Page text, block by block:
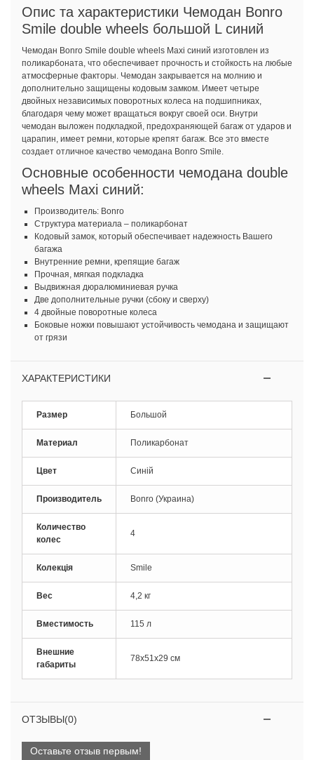
Опис та характеристики Чемодан Bonro
Smile double wheels большой L синий
Чемодан Bonro Smile double wheels Maxi синий изготовлен из
поликарбоната, что обеспечивает прочность и стойкость на любые
атмосферные факторы. Чемодан закрывается на молнию и
дополнительно защищены кодовым замком. Имеет четыре
двойных независимых поворотных колеса на подшипниках,
благодаря чему может вращаться вокруг своей оси. Внутри
чемодан выложен подкладкой, предохраняющей багаж от ударов и
царапин, имеет ремни, которые крепят багаж. Все это вместе
создает отличное качество чемодана Bonro Smile.
Основные особенности чемодана double
wheels Maxi синий:
Производитель: Bonro
Структура материала – поликарбонат
Кодовый замок, который обеспечивает надежность Вашего
багажа
Внутренние ремни, крепящие багаж
Прочная, мягкая подкладка
Выдвижная дюралюминиевая ручка
Две дополнительные ручки (сбоку и сверху)
4 двойные поворотные колеса
Боковые ножки повышают устойчивость чемодана и защищают
от грязи
ХАРАКТЕРИСТИКИ
Размер Большой
Материал Поликарбонат
Цвет Синій
Производитель Bonro (Украина)
Количество
колес
4
Колекція Smile
Вес 4,2 кг
Вместимость 115 л
Внешние
габариты
78х51х29 см
ОТЗЫВЫ(0)
Оставьте отзыв первым!